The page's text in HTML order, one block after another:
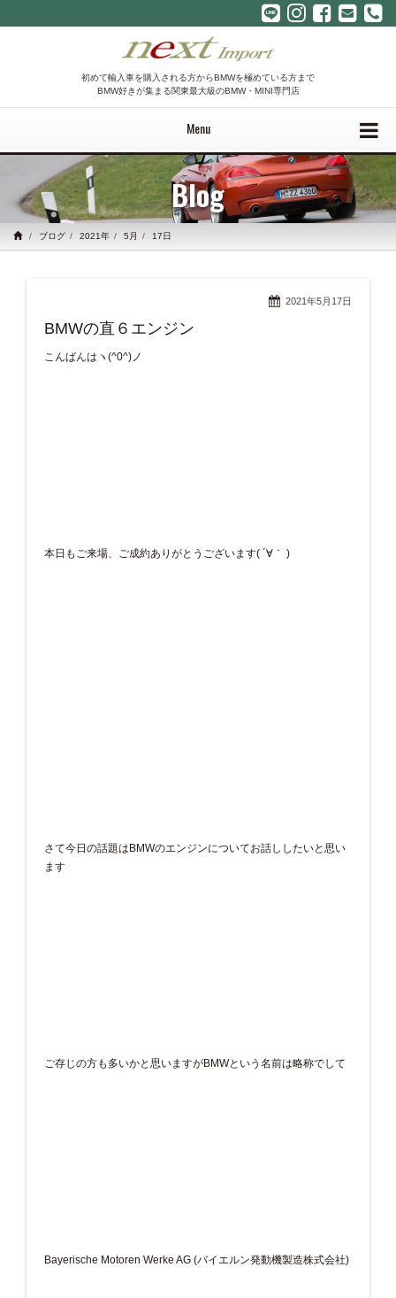
初めて輸入車を購入される方からBMWを極めている方まで
BMW好きが集まる関東最大級のBMW・MINI専門店
Menu
Blog
ブログ 2021年 5月 17日
2021年5月17日
BMWの直６エンジン
こんばんはヽ(^0^)ノ
本日もご来場、ご成約ありがとうございます( ´∀｀ )
さて今日の話題はBMWのエンジンについてお話ししたいと思い
ます
ご存じの方も多いかと思いますがBMWという名前は略称でして
Bayerische Motoren Werke AG (バイエルン発動機製造株式会社)